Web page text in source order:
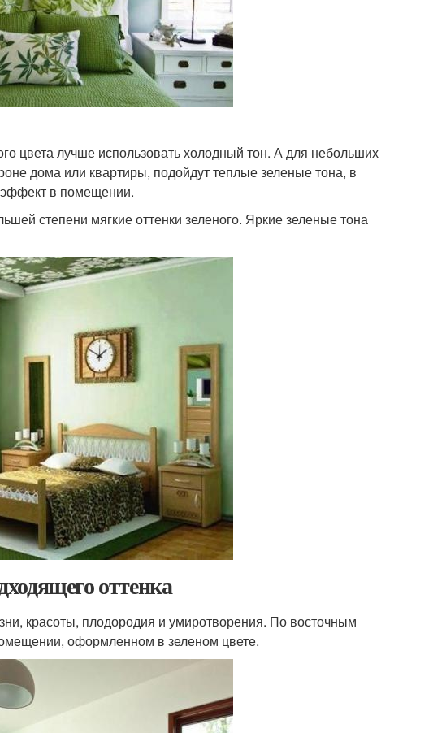
цвета лучше использовать холодный тон. А для небольших
дома или квартиры, подойдут теплые зеленые тона, в
эффект в помещении.
степени мягкие оттенки зеленого. Яркие зеленые тона
оттенка
красоты, плодородия и умиротворения. По восточным
оформленном в зеленом цвете.